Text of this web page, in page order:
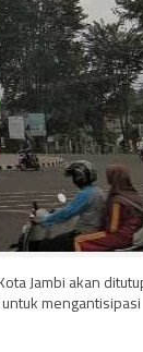
Jambi akan
mengantisipasi